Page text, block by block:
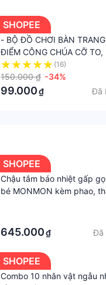
SHOPEE
- BỘ ĐỒ CHƠI BÀN TRANG
ĐIỂM CÔNG CHÚA CỠ TO,
GHẾ VÀ ĐÀN PIANO ÂM
ÁNH SÁNG
(16)
150.000 ₫ -34%
99.000₫ Đã
SHOPEE
Chậu tắm báo nhiệt gấp
bé MONMON kèm phao,
645.000₫ Đã
SHOPEE
Combo 10 nhân vật ngẫu